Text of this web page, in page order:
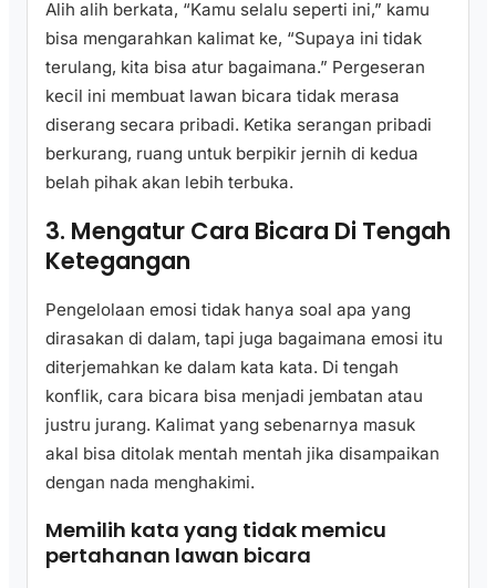
Alih alih berkata, “Kamu selalu seperti ini,” kamu
bisa mengarahkan kalimat ke, “Supaya ini tidak
terulang, kita bisa atur bagaimana.” Pergeseran
kecil ini membuat lawan bicara tidak merasa
diserang secara pribadi. Ketika serangan pribadi
berkurang, ruang untuk berpikir jernih di kedua
belah pihak akan lebih terbuka.
3. Mengatur Cara Bicara Di Tengah
Ketegangan
Pengelolaan emosi tidak hanya soal apa yang
dirasakan di dalam, tapi juga bagaimana emosi itu
diterjemahkan ke dalam kata kata. Di tengah
konflik, cara bicara bisa menjadi jembatan atau
justru jurang. Kalimat yang sebenarnya masuk
akal bisa ditolak mentah mentah jika disampaikan
dengan nada menghakimi.
Memilih kata yang tidak memicu
pertahanan lawan bicara